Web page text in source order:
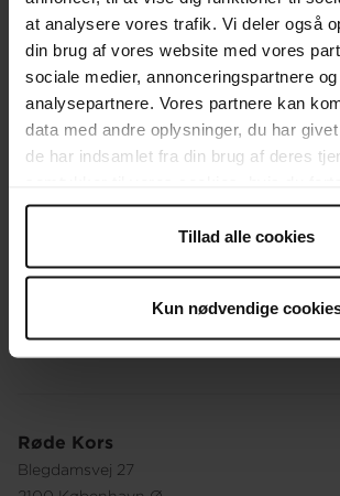
at analysere vores trafik. Vi deler også
din brug af vores website med vores
sociale medier, annonceringspartnere og
analysepartnere. Vores partnere kan
data med andre oplysninger, du har
de har indsamlet fra din brug af deres
anvende vores hjemmeside.
Tillad alle cookies
Kun nødvendige
Røde Kors
Blegdamsvej 27
Afdelinger
Spørgsmål om donation og
OM OS
Organisationen
Ledige stillinger
Besøg vores webshop